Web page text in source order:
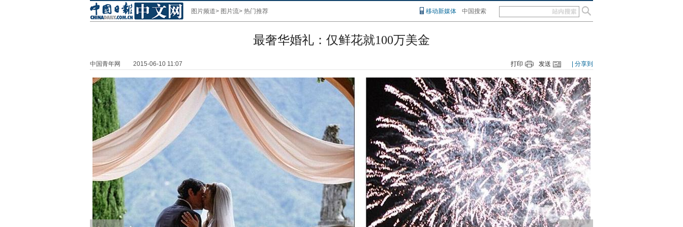
图片频道> 图片流> 热门推荐 移动新媒体 中国搜索
最奢华婚礼：仅鲜花就100万美金
中国青年网 2015-06-10 11:07 打印 发送 | 分享到